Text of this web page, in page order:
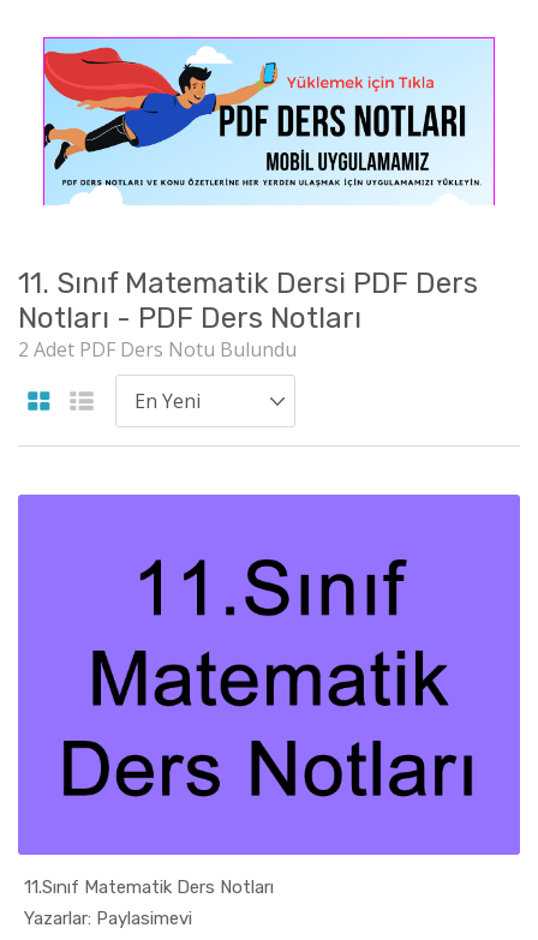
11. Sınıf Matematik Dersi PDF Ders
Notları - PDF Ders Notları
2 Adet PDF Ders Notu Bulundu
11.Sınıf Matematik Ders Notları
Yazarlar: Paylasimevi